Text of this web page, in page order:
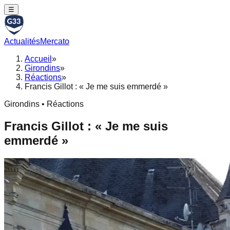
☰
ActualitésMercato
Accueil »
Girondins»
Réactions»
Francis Gillot : « Je me suis emmerdé »
Girondins • Réactions
Francis Gillot : « Je me suis
emmerdé »